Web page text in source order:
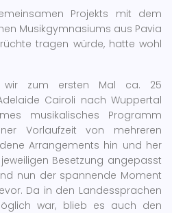
Projekts mit dem
Musikgymnasiums aus Pavia
tragen würde, hatte wohl
wir zum ersten Mal ca. 25
Cairoli nach Wuppertal
musikalisches Programm
Vorlaufzeit von mehreren
Arrangements hin und her
Besetzung angepasst
nun der spannende Moment
Da in den Landessprachen
war, blieb es auch den